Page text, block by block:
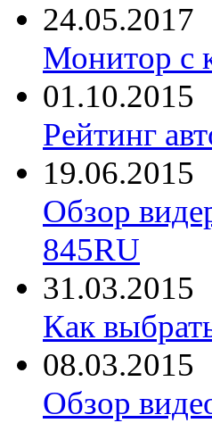
24.05.2017
Монитор с
01.10.2015
Рейтинг
19.06.2015
Обзор
845RU
31.03.2015
Как
08.03.2015
Обзор